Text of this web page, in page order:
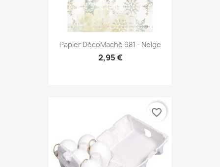
Papier DécoMaché 981 - Neige
2,95 €
favorite_border